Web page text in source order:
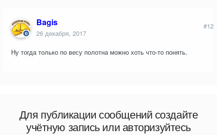
Bagis
26 декабря, 2017
#12
Ну тогда только по весу полотна можно хоть что-то понять.
Для публикации сообщений создайте
учётную запись или авторизуйтесь